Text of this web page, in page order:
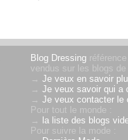
Blog Dressing
vendus sur les blogs
→Je veux en savoir
→Je veux savoir qui a
→Je veux contacter le
Pour tout le monde :
→
la liste des blogs
Pour suivre la mode :